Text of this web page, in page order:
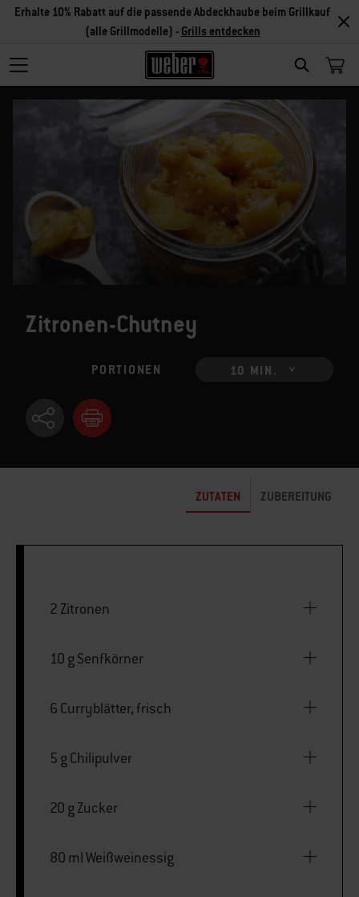
SEARCH
Erhalte 10% Rabatt auf die passende Abdeckhaube beim Grillkauf
(alle Grillmodelle) - Grills entdecken
Zitronen-Chutney
PORTIONEN 10 MIN.
ZUTATEN ZUBEREITUNG
2 Zitronen
10 g Senfkörner
6 Curryblätter, frisch
5 g Chilipulver
20 g Zucker
80 ml Weißweinessig